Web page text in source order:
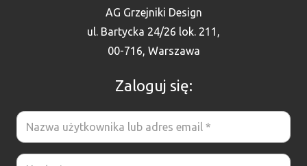
AG Grzejniki Design
ul. Bartycka 24/26 lok. 211,
00-716, Warszawa
Zaloguj się: